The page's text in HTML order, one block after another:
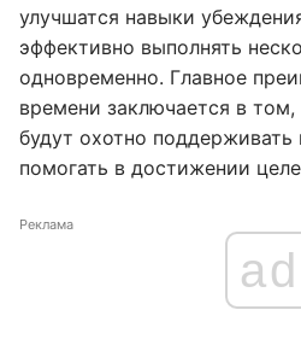
улучшатся навыки
эффективно выполнять
одновременно. Главное
времени заключается в
будут охотно
помогать в достижении
Реклама
ad